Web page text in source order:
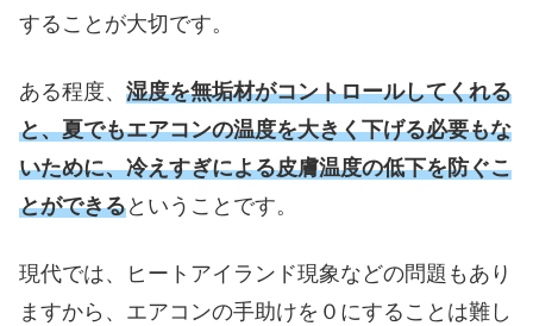
することが大切です。
ある程度、 湿度を無垢材がコントロールしてくれる
と、夏でもエアコンの温度を大きく下げる必要もな
いために、冷えすぎによる皮膚温度の低下を防ぐこ
とができるということです。
現代では、ヒートアイランド現象などの問題もあり
ますから、エアコンの手助けを０にすることは難し